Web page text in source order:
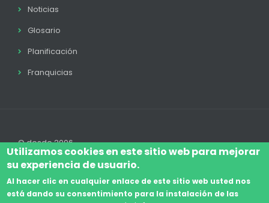
Noticias
Glosario
Planificación
Franquicias
© desde 2006
Utilizamos cookies en este sitio web para mejorar
su experiencia de usuario.
Al hacer clic en cualquier enlace de este sitio web usted nos
está dando su consentimiento para la instalación de las